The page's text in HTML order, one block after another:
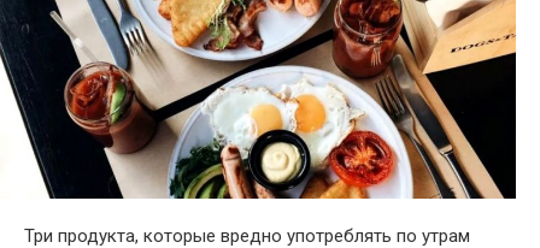
Три продукта, которые вредно употреблять по утрам